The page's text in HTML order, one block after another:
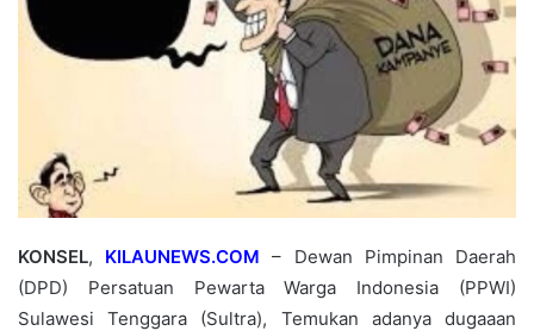
KONSEL, KILAUNEWS.COM – Dewan Pimpinan Daerah
(DPD) Persatuan Pewarta Warga Indonesia (PPWI)
Sulawesi Tenggara (Sultra), Temukan adanya dugaaan